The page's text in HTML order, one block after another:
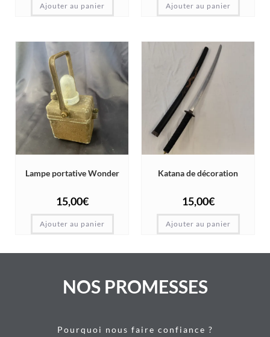
Ajouter au panier Ajouter au panier
Lampe portative Wonder
15,00€
Ajouter au panier
Katana de décoration
15,00€
Ajouter au panier
NOS PROMESSES
Pourquoi nous faire confiance ?